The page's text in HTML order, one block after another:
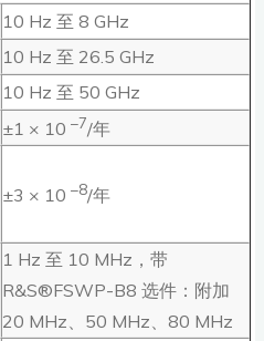
10 Hz 至 8 GHz
10 Hz 至 26.5 GHz
10 Hz 至 50 GHz
±1 × 10 –7/年
±3 × 10 –8/年
1 Hz 至 10 MHz，带
R&S®FSWP-B8 选件：附加
20 MHz、50 MHz、80 MHz